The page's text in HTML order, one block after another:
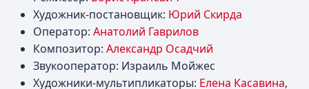
Художник-постановщик: Юрий Скирда
Оператор: Анатолий Гаврилов
Композитор: Александр Осадчий
Звукооператор: Израиль Мойжес
Художники-мультипликаторы: Елена Касавина,